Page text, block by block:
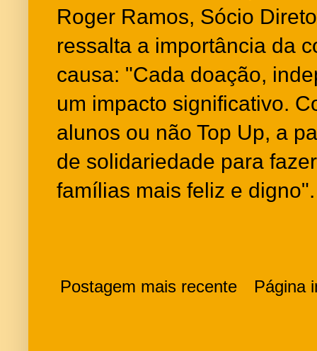
Roger Ramos, Sócio
ressalta a importância da
causa: "Cada doação,
um impacto significativo.
alunos ou não Top Up, a
de solidariedade para
famílias mais feliz e digno".
Postagem mais recente Página